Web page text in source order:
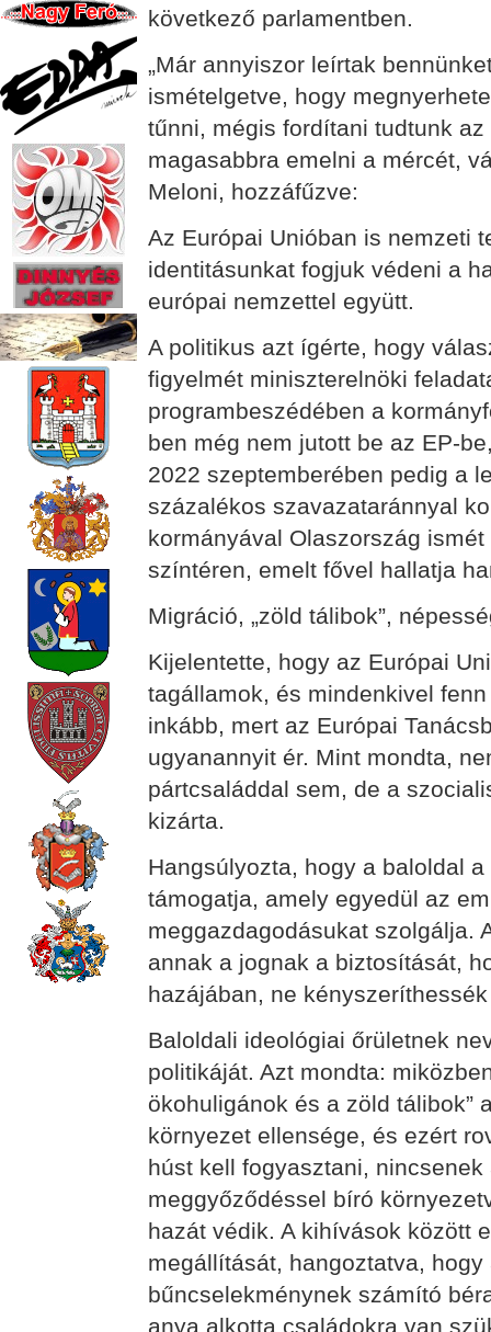
következő parlamentben.
„Már annyiszor leírtak
ismételgetve, hogy
tűnni, mégis fordítani tudtunk
magasabbra emelni a mércét,
Meloni, hozzáfűzve:
Az Európai Unióban is nemzeti
identitásunkat fogjuk védeni a
európai nemzettel együtt.
A politikus azt ígérte, hogy
figyelmét miniszterelnöki
programbeszédében a
ben még nem jutott be az EP-
2022 szeptemberében pedig a
százalékos szavazataránnyal
kormányával Olaszország
színtéren, emelt fővel hallatja
Migráció, „zöld tálibok”,
Kijelentette, hogy az Európai
tagállamok, és mindenkivel
inkább, mert az Európai
ugyanannyit ér. Mint mondta,
pártcsaláddal sem, de a
kizárta.
Hangsúlyozta, hogy a baloldal
támogatja, amely egyedül az
meggazdagodásukat szolgálja.
annak a jognak a biztosítását,
hazájában, ne
Baloldali ideológiai őrületnek
politikáját. Azt mondta:
ökohuligánok és a zöld tálibok”
környezet ellensége, és ezért
húst kell fogyasztani,
meggyőződéssel bíró
hazát védik. A kihívások között
megállítását, hangoztatva,
bűncselekménynek számító
anya alkotta családokra van